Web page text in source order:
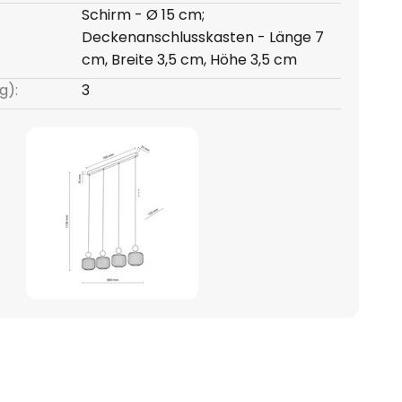
Schirm - Ø 15 cm;
Deckenanschlusskasten - Länge 7
cm, Breite 3,5 cm, Höhe 3,5 cm
3